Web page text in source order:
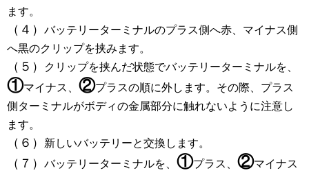
ます。
（４） バッテリーターミナルのプラス側へ赤、マイナス側
へ黒のクリップを挟みます。
（５） クリップを挟んだ状態でバッテリーターミナルを、
①マイナス、 ②プラスの順に外します。その際、プラス
側ターミナルがボディの金属部分に触れないように注意し
ます。
（６） 新しいバッテリーと交換します。
（７） バッテリーターミナルを、 ①プラス、 ②マイナス